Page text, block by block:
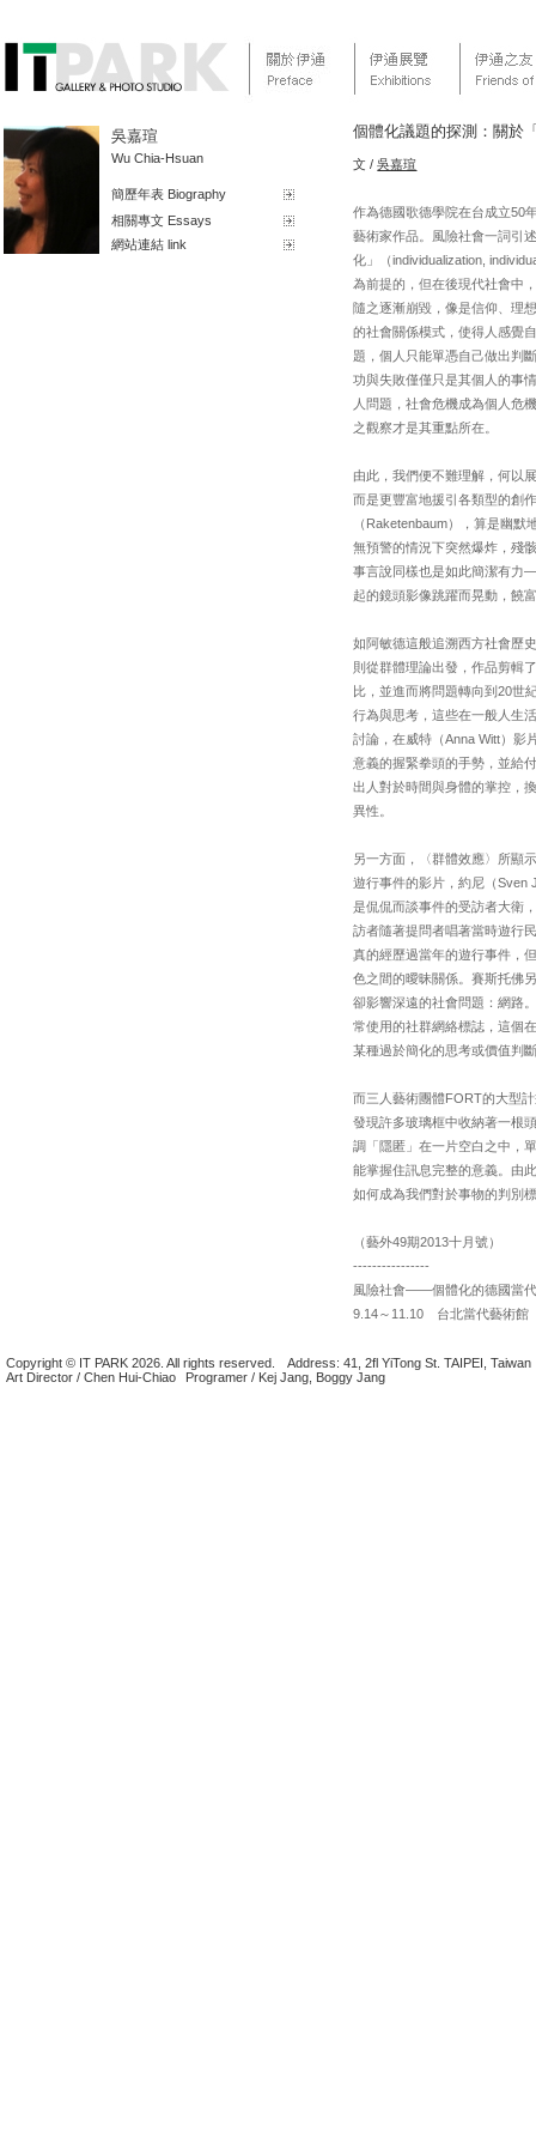
吳嘉瑄
Wu Chia-Hsuan
簡歷年表 Biography
相關專文 Essays
網站連結 link
個體化議題的探測：關於
文 /吳嘉瑄
作為德國歌德學院在台成立50
藝術家作品。風險社會一詞引
化」（individualization,
為前提的，但在後現代社會中
隨之逐漸崩毀，像是信仰、理
的社會關係模式，使得人感覺
題，個人只能單憑自己做出判
功與失敗僅僅只是其個人的事
人問題，社會危機成為個人危
之觀察才是其重點所在。
由此，我們便不難理解，何以
而是更豐富地援引各類型的創
（Raketenbaum），算是幽
無預警的情況下突然爆炸，殘
事言說同樣也是如此簡潔有力
起的鏡頭影像跳躍而晃動，饒
如阿敏德這般追溯西方社會歷
則從群體理論出發，作品剪輯
比，並進而將問題轉向到20世
行為與思考，這些在一般人生
討論，在威特（Anna Witt）影
意義的握緊拳頭的手勢，並給
出人對於時間與身體的掌控，
異性。
另一方面，〈群體效應〉所顯
遊行事件的影片，約尼（Sven
是侃侃而談事件的受訪者大衛
訪者隨著提問者唱著當時遊行
真的經歷過當年的遊行事件，
色之間的曖昧關係。賽斯托佛
卻影響深遠的社會問題：網路
常使用的社群網絡標誌，這個
某種過於簡化的思考或價值判
而三人藝術團體FORT的大型
發現許多玻璃框中收納著一根
調「隱匿」在一片空白之中，
能掌握住訊息完整的意義。由
如何成為我們對於事物的判別
（藝外49期2013十月號）
----------------
風險社會——個體化的德國當
9.14～11.10 台北當代藝術館
Copyright © IT PARK 2026. All rights reserved.
Address: 41, 2fl YiTong St. TAIPEI, Taiwan
Art Director / Chen Hui-Chiao
Programer / Kej Jang, Boggy Jang